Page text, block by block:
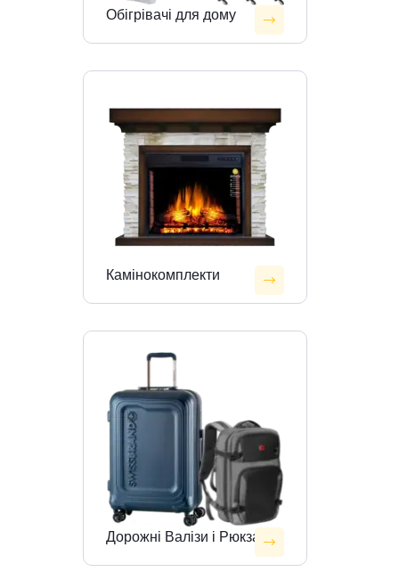
Обігрівачі для дому
Камінокомплекти
Дорожні Валізи і Рюкзаки